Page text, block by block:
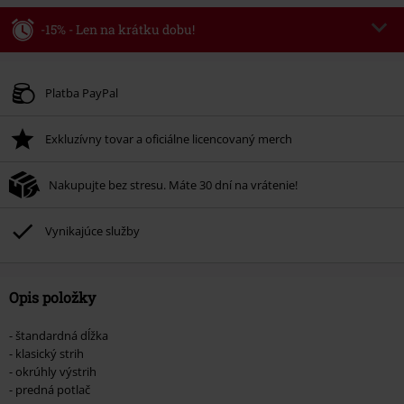
-15% - Len na krátku dobu!
Platné do 8/9/26
Po zadaní kódu v košíku, sa zľava uplatní automaticky.
Nemožno kombinovať s inými akciovými kódmi. Zľava sa nevzťahuje na:
knihy, médiá, vstupenky, Rammstein, (Till) Lindemann, Böhse Onkelz,
ktorých kúpou podporíte nadáciu.
Platba PayPal
Exkluzívny tovar a oficiálne licencovaný merch
Nakupujte bez stresu. Máte 30 dní na vrátenie!
Vynikajúce služby
Opis položky
- štandardná dĺžka
- klasický strih
- okrúhly výstrih
- predná potlač